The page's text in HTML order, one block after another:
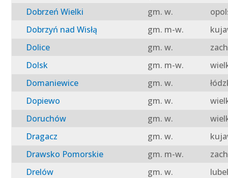
Dobrzeń Wielki
gm. w.
Dobrzyń nad Wisłą
gm. m-w.
Dolice
gm. w.
Dolsk
gm. m-w.
Domaniewice
gm. w.
Dopiewo
gm. w.
Doruchów
gm. w.
Dragacz
gm. w.
Drawsko Pomorskie
gm. m-w.
Drelów
gm. w.